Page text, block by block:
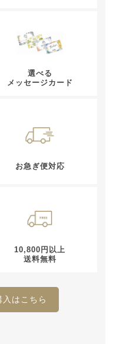
選べる
メッセージカード
お急ぎ便対応
10,800円以上
送料無料
はこちら